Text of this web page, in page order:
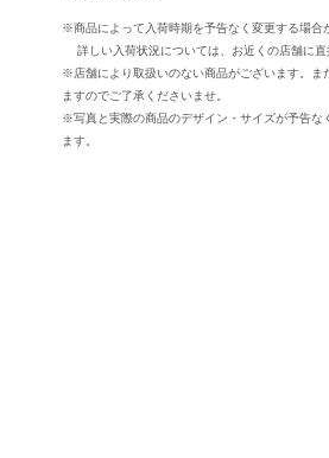
※商品によって入荷時期を予告なく変更する場合
詳しい入荷状況については、お近くの店舗に直
※店舗により取扱いのない商品がございます。ま
ますのでご了承くださいませ。
※写真と実際の商品のデザイン・サイズが予告な
ます。